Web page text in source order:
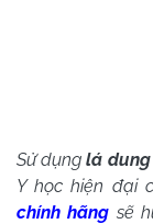
Sử dụnglá
Y học hiện đại
chính hãng sẽ